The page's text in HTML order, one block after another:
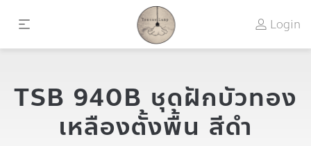
Login
TSB 940B ชุดฝักบัวทอง
เหลืองตั้งพื้น สีดำ